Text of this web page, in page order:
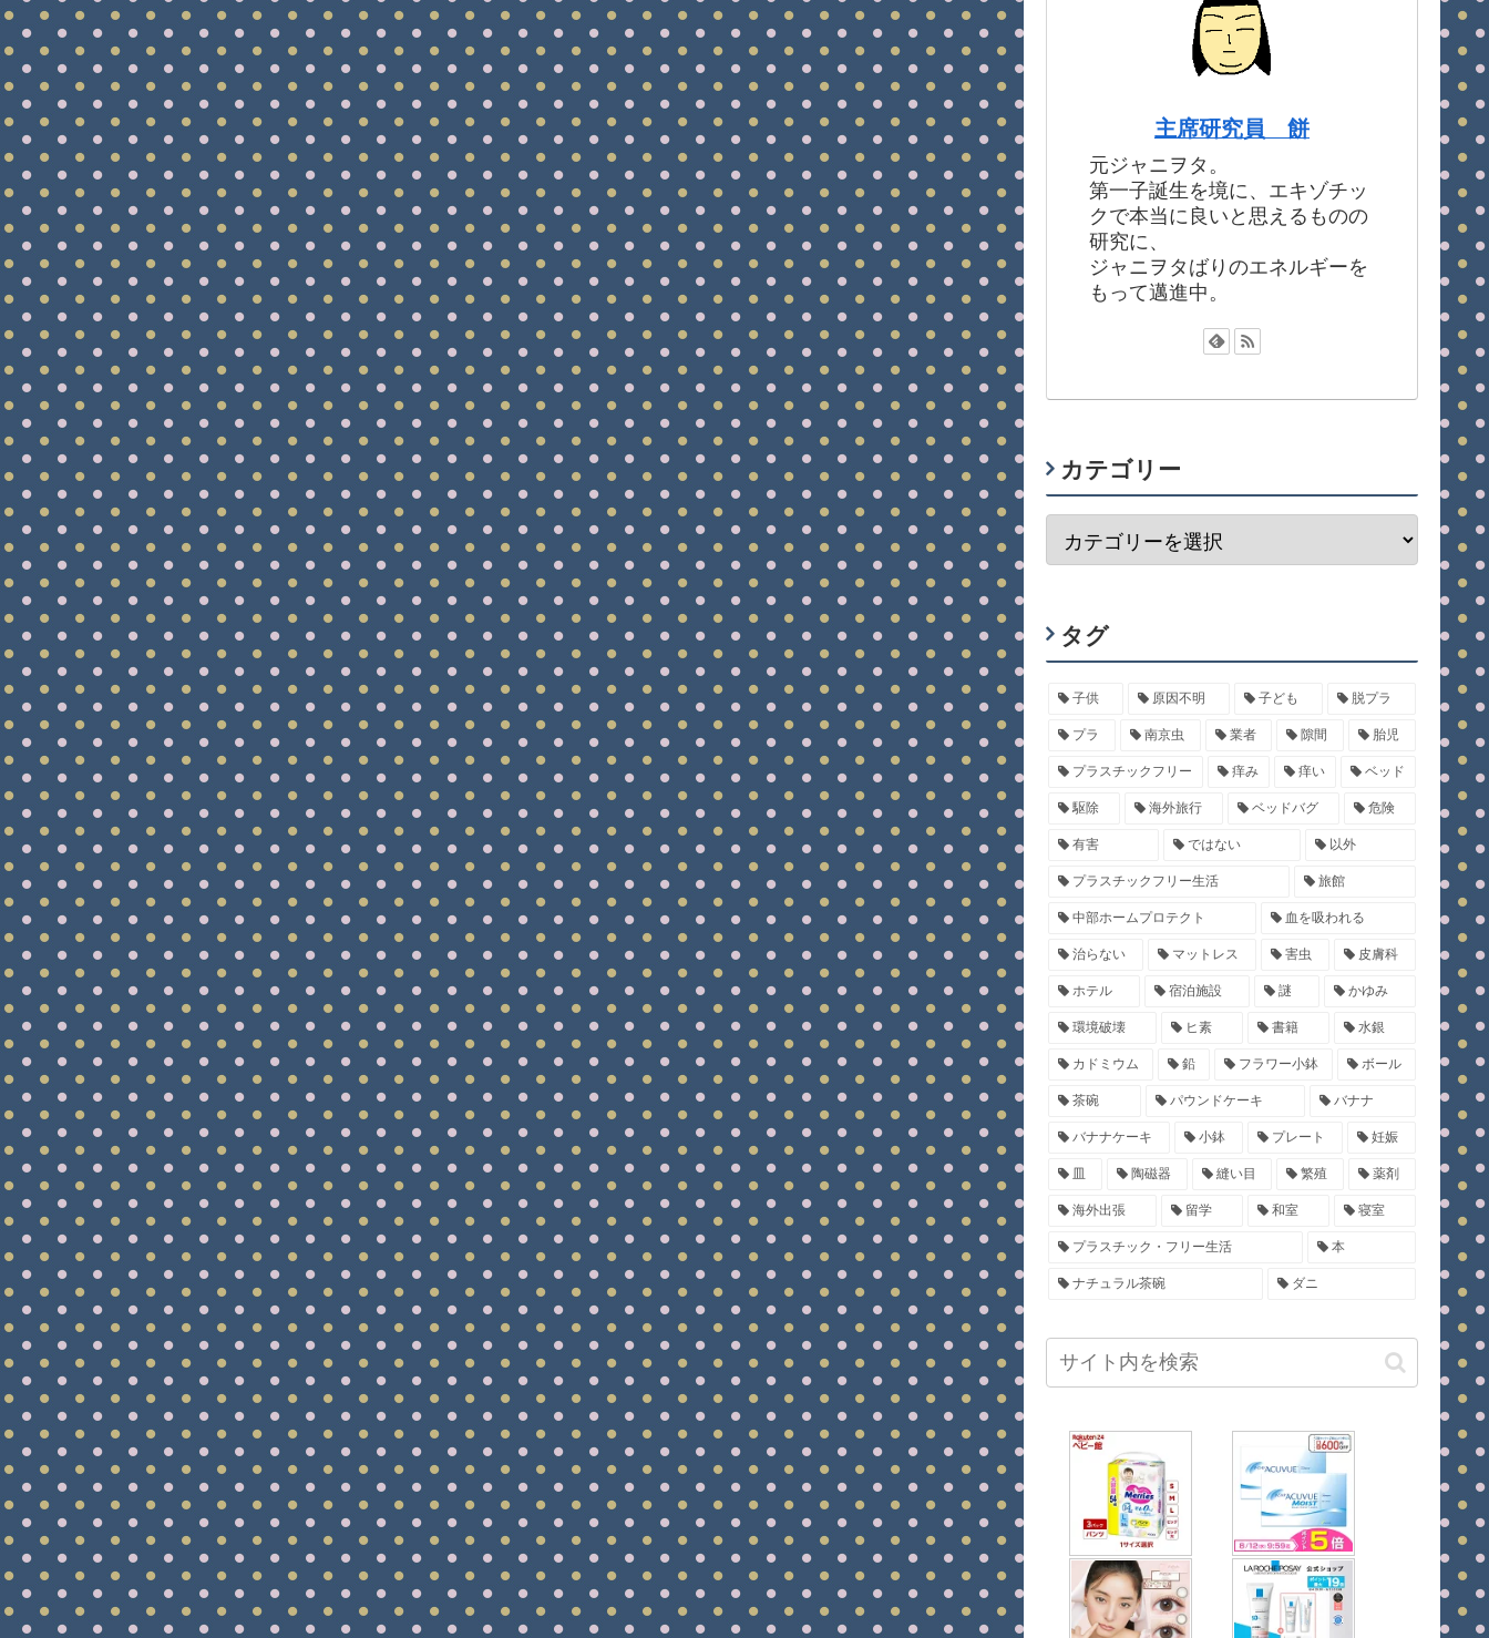
主席研究員 餅
元ジャニヲタ。
第一子誕生を境に、エキゾチッ
クで本当に良いと思えるものの
研究に、
ジャニヲタばりのエネルギーを
もって邁進中。
カテゴリー
タグ
子供 原因不明 子ども 脱プラ
プラ 南京虫 業者 隙間 胎児
プラスチックフリー 痒み 痒い ベッド
駆除 海外旅行 ベッドバグ 危険
有害 ではない 以外
プラスチックフリー生活 旅館
中部ホームプロテクト 血を吸われる
治らない マットレス 害虫 皮膚科
ホテル 宿泊施設 謎 かゆみ
環境破壊 ヒ素 書籍 水銀
カドミウム 鉛 フラワー小鉢 ボール
茶碗 パウンドケーキ バナナ
バナナケーキ 小鉢 プレート 妊娠
皿 陶磁器 縫い目 繁殖 薬剤
海外出張 留学 和室 寝室
プラスチック・フリー生活 本
ナチュラル茶碗 ダニ